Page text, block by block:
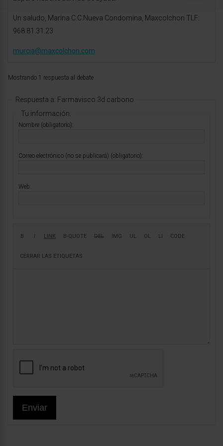
Un saludo, Marina C.C.Nueva Condomina, Maxcolchon TLF:
968.81.31.23
murcia@maxcolchon.com
Mostrando 1 respuesta al debate
Respuesta a: Farmavisco 3d carbono
Tu información:
Nombre (obligatorio):
Correo electrónico (no se publicará) (obligatorio):
Web:
Enviar